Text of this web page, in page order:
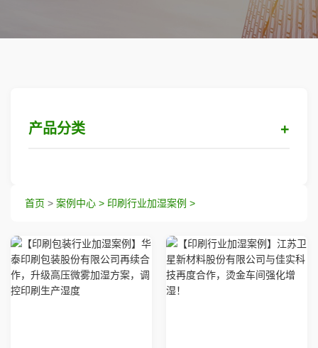
产品分类
汽车行业加湿案例
印刷行业加湿案例
首页 > 案例中心 > 印刷行业加湿案例 >